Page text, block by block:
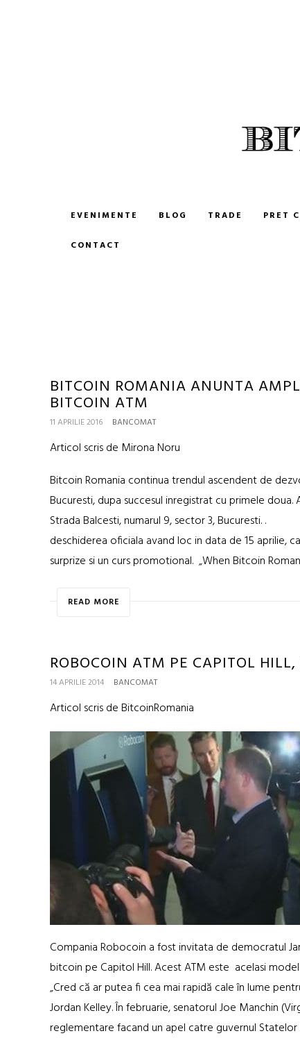
CUMPARA SI VINDE
EVENIMENTE BLOG TRADE PRET
CONTACT
BITCOIN ROMANIA ANUNTA
BITCOIN ATM
11 APRILIE 2016 BANCOMAT
Articol scris de Mirona Noru
Bitcoin Romania continua trendul ascendent de
Bucuresti, dupa succesul inregistrat cu primele
Strada Balcesti, numarul 9, sector 3, Bucuresti.
deschiderea oficiala avand loc in data de 15 aprilie,
surprize si un curs promotional. „When Bitcoin
READ MORE
ROBOCOIN ATM PE CAPITOL
14 APRILIE 2014 BANCOMAT
Articol scris de BitcoinRomania
Compania Robocoin a fost invitata de democratul
bitcoin pe Capitol Hill. Acest ATM este acelasi
„Cred că ar putea fi cea mai rapidă cale în lume
Jordan Kelley. În februarie, senatorul Joe Manchin
reglementare facand un apel catre guvernul